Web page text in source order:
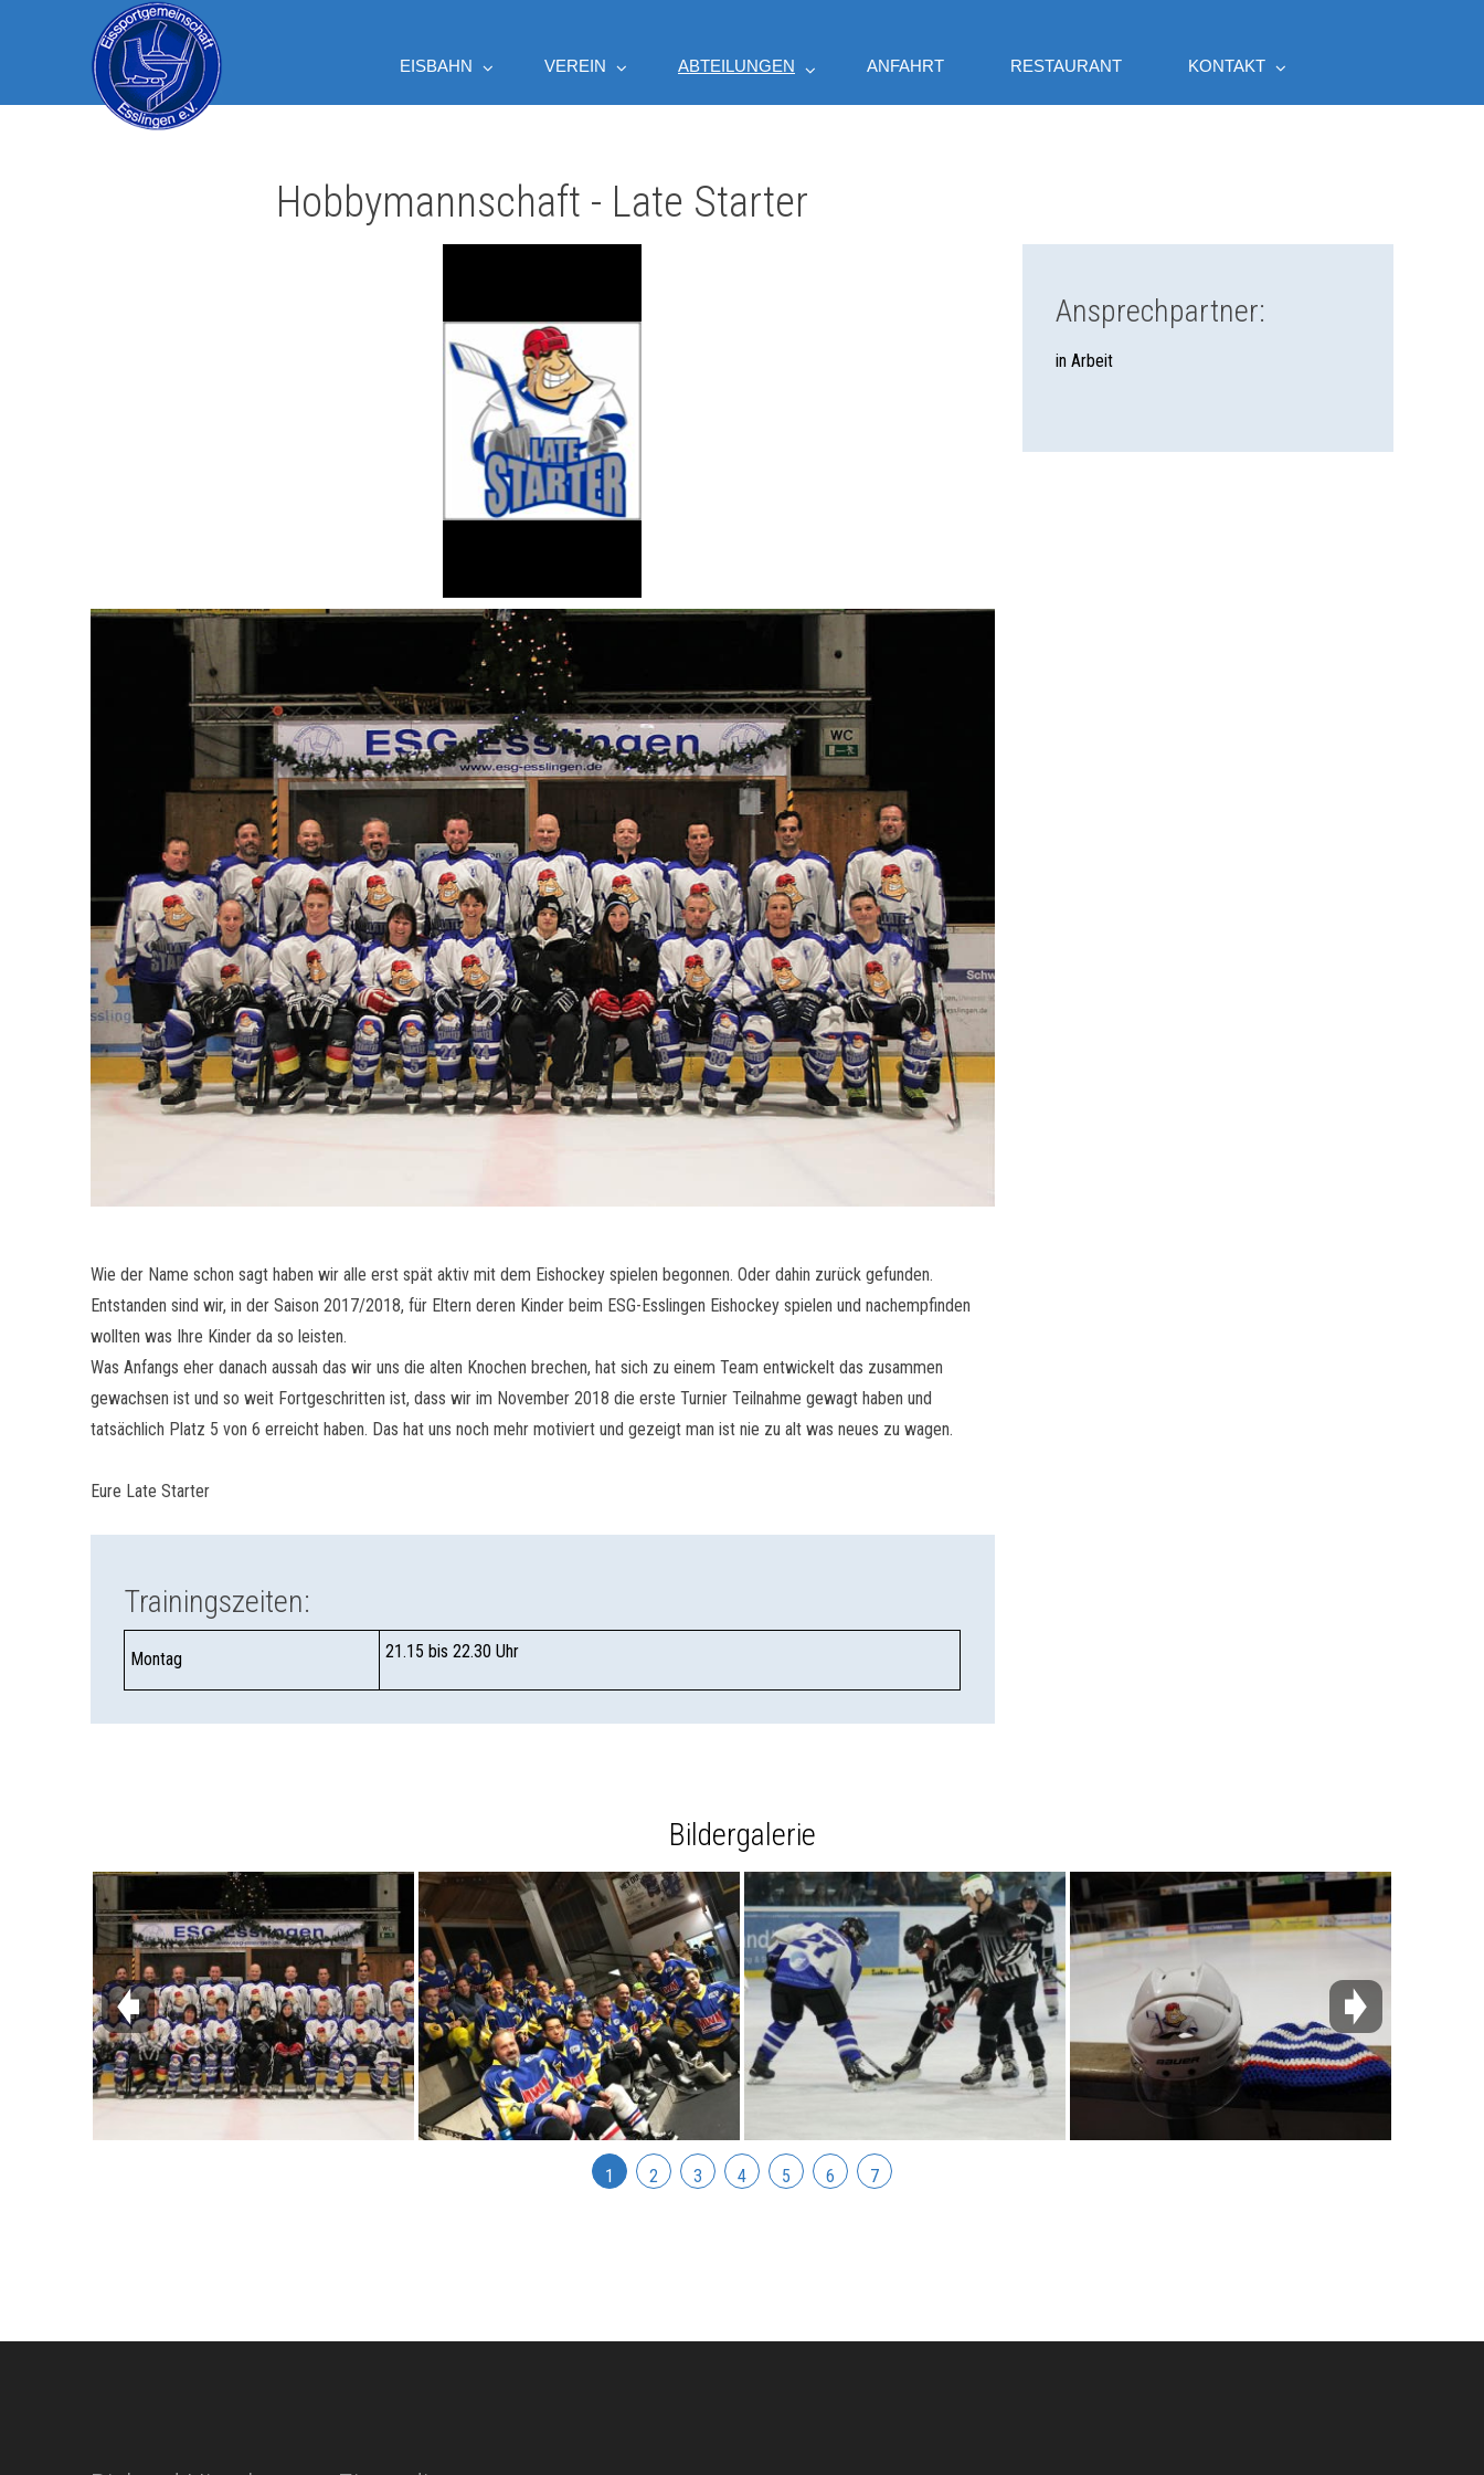
EISBAHN VEREIN ABTEILUNGEN ANFAHRT RESTAURANT KONTAKT
ÖFFNUNGSZEITEN
Hobbymannschaft - Late Starter
Wie der Name schon sagt haben wir alle erst spät aktiv mit dem Eishockey spielen begonnen. Oder dahin zurück gefunden.
Entstanden sind wir, in der Saison 2017/2018, für Eltern deren Kinder beim ESG-Esslingen Eishockey spielen und nachempfinden
wollten was Ihre Kinder da so leisten.
Was Anfangs eher danach aussah das wir uns die alten Knochen brechen, hat sich zu einem Team entwickelt das zusammen
gewachsen ist und so weit Fortgeschritten ist, dass wir im November 2018 die erste Turnier Teilnahme gewagt haben und
tatsächlich Platz 5 von 6 erreicht haben. Das hat uns noch mehr motiviert und gezeigt man ist nie zu alt was neues zu wagen.
Eure Late Starter
Trainingszeiten:
Montag 21.15 bis 22.30 Uhr
Ansprechpartner:
in Arbeit
Bildergalerie
1 2 3 4 5 6 7